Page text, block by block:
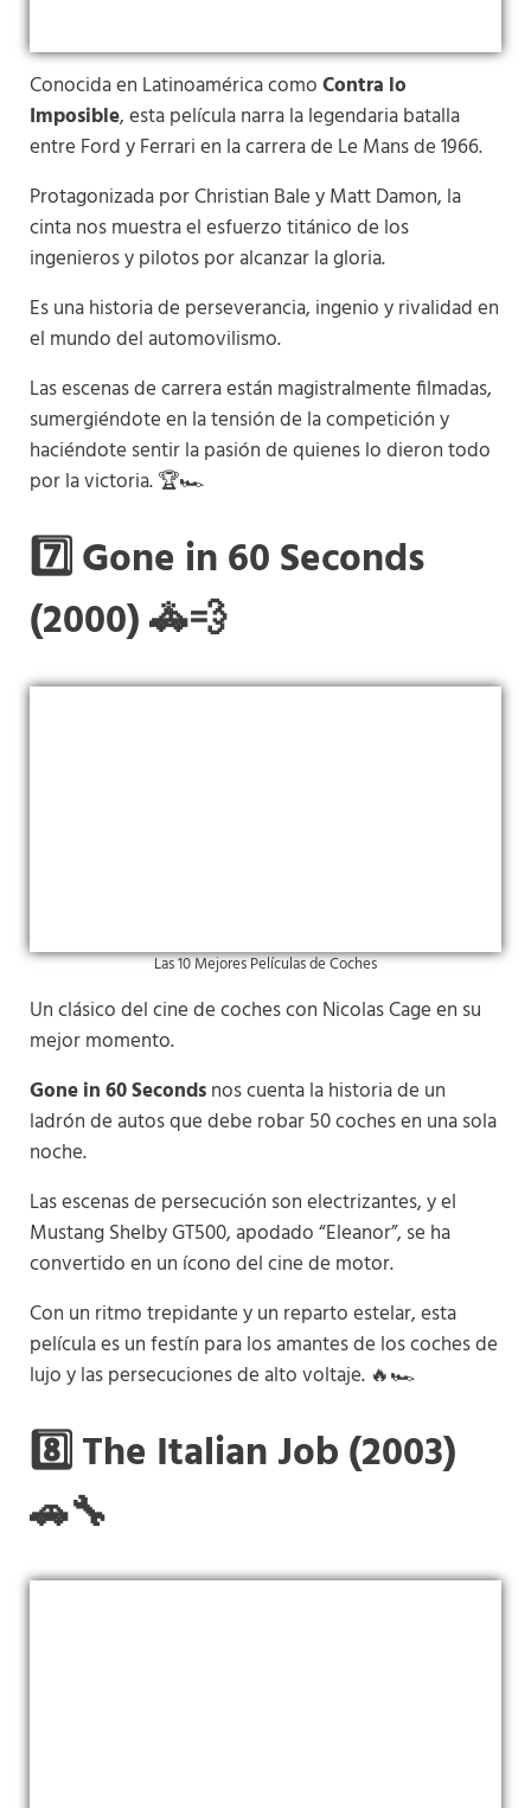
Conocida en Latinoamérica comoContra lo
Imposible, esta película narra la legendaria batalla
entre Ford y Ferrari en la carrera de Le Mans de 1966.
Protagonizada por Christian Bale y Matt Damon, la
cinta nos muestra el esfuerzo titánico de los
ingenieros y pilotos por alcanzar la gloria.
Es una historia de perseverancia, ingenio y rivalidad en
el mundo del automovilismo.
Las escenas de carrera están magistralmente filmadas,
sumergiéndote en la tensión de la competición y
haciéndote sentir la pasión de quienes lo dieron todo
por la victoria. 🏆🏎️
7️⃣ Gone in 60 Seconds
(2000) 🚓💨
Las 10 Mejores Películas de Coches
Un clásico del cine de coches con Nicolas Cage en su
mejor momento.
Gone in 60 Secondsnos cuenta la historia de un
ladrón de autos que debe robar 50 coches en una sola
noche.
Las escenas de persecución son electrizantes, y el
Mustang Shelby GT500, apodado “Eleanor”, se ha
convertido en un ícono del cine de motor.
Con un ritmo trepidante y un reparto estelar, esta
película es un festín para los amantes de los coches de
lujo y las persecuciones de alto voltaje. 🔥🏎️
8️⃣ The Italian Job (2003)
🚗🔧